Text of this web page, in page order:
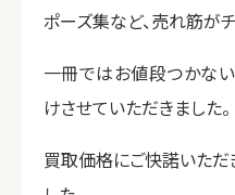
ポーズ集など、売れ筋が
一冊ではお値段つかな
けさせていただきました。
買取価格にご快諾いただ